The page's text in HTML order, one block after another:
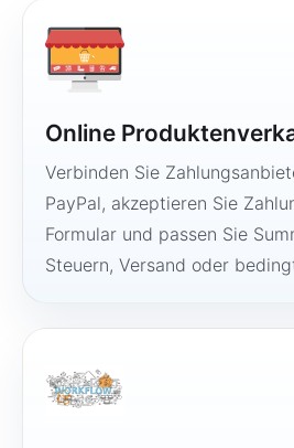
Online
Verbinden Sie
PayPal, akzeptieren Sie
Formular und passen Sie
Steuern, Versand oder